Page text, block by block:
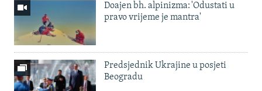
Doajen bh. alpinizma: 'Odustati u
pravo vrijeme je mantra'
Predsjednik Ukrajine u posjeti
Beogradu